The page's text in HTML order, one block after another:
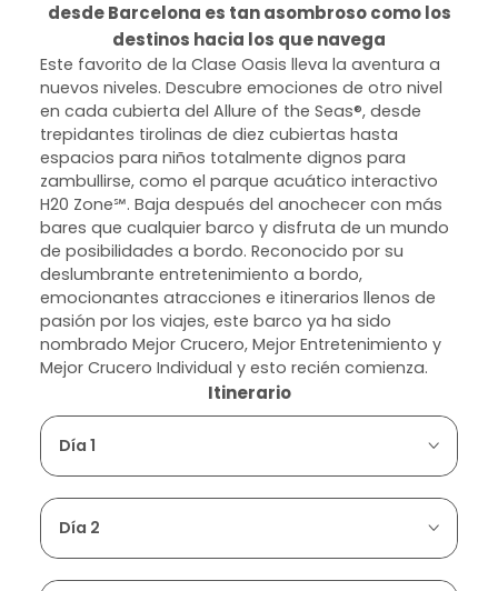
desde Barcelona es tan asombroso como los
destinos hacia los que navega
Este favorito de la Clase Oasis lleva la aventura a
nuevos niveles. Descubre emociones de otro nivel
en cada cubierta del Allure of the Seas®, desde
trepidantes tirolinas de diez cubiertas hasta
espacios para niños totalmente dignos para
zambullirse, como el parque acuático interactivo
H20 Zone℠. Baja después del anochecer con más
bares que cualquier barco y disfruta de un mundo
de posibilidades a bordo. Reconocido por su
deslumbrante entretenimiento a bordo,
emocionantes atracciones e itinerarios llenos de
pasión por los viajes, este barco ya ha sido
nombrado Mejor Crucero, Mejor Entretenimiento y
Mejor Crucero Individual y esto recién comienza.
Itinerario
Día 1
Día 2